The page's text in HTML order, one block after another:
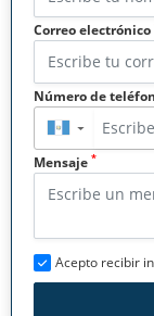
Correo electrónico
Número de
▼
Mensaje *
Acepto recibir